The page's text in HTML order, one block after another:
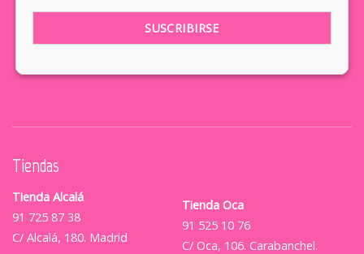
Tiendas
Tienda Alcalá
91 725 87 38
C/ Alcalá, 180. Madrid
Tienda Oca
91 525 10 76
C/ Oca, 106. Carabanchel.